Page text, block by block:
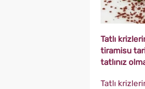
Tatlı
tiramisu
tatlınız
Tatlı